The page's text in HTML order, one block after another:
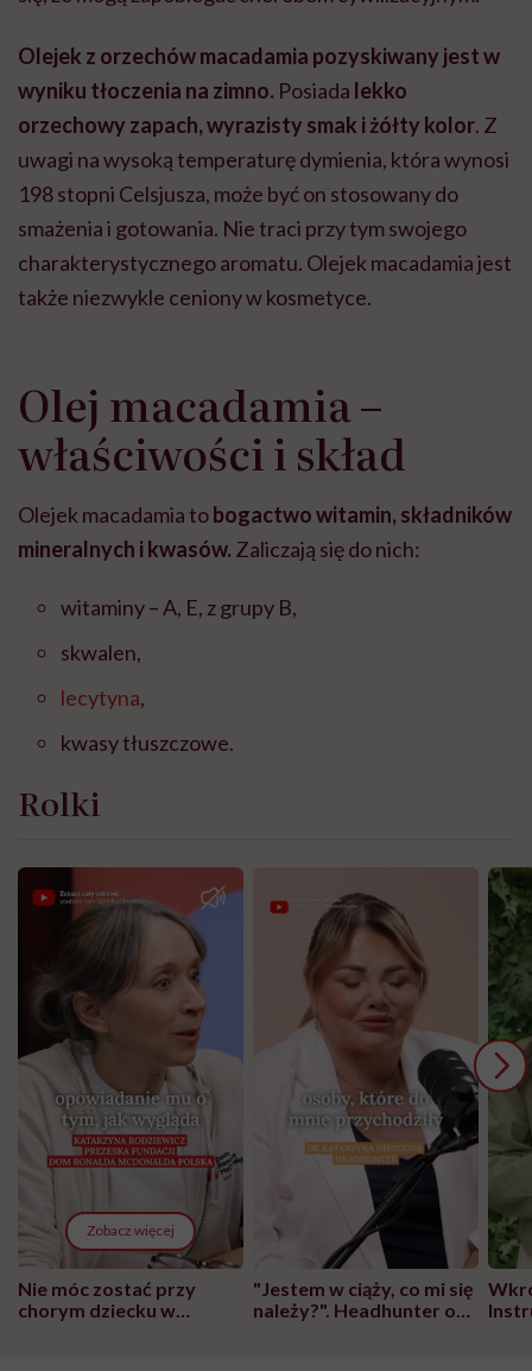
Olejek z orzechów macadamia pozyskiwany jest w
wyniku tłoczenia na zimno. Posiada lekko
orzechowy zapach, wyrazisty smak i żółty kolor. Z
uwagi na wysoką temperaturę dymienia, która wynosi
198 stopni Celsjusza, może być on stosowany do
smażenia i gotowania. Nie traci przy tym swojego
charakterystycznego aromatu. Olejek macadamia jest
także niezwykle ceniony w kosmetyce.
Olej macadamia –
właściwości i skład
Olejek macadamia tobogactwo witamin, składników
mineralnych i kwasów. Zaliczają się do nich:
witaminy – A, E, z grupy B,
skwalen,
lecytyna,
kwasy tłuszczowe.
Rolki
Zobacz więcej
Nie móc zostać przy
chorym dziecku w
"Jestem w ciąży, co mi się
należy?". Headhunter o